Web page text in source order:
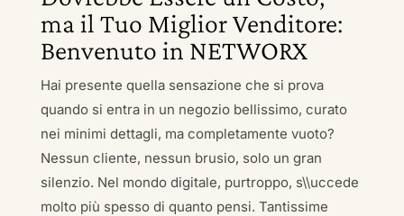
ma il Tuo Miglior Venditore:
Benvenuto in NETWORX
Hai presente quella sensazione che si prova
quando si entra in un negozio bellissimo, curato
nei minimi dettagli, ma completamente vuoto?
Nessun cliente, nessun brusio, solo un gran
silenzio. Nel mondo digitale, purtroppo, s\\uccede
molto più spesso di quanto pensi. Tantissime